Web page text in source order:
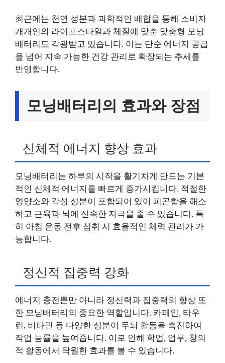
최근에는 천연 성분과 과학적인 배합을 통해 소비자
개개인의 라이프스타일과 체질에 맞춘 맞춤형 모닝
배터리도 각광받고 있습니다. 이는 단순 에너지 공급
을 넘어 지속 가능한 건강 관리로 확장되는 추세를
반영합니다.
모닝배터리의 효과와 장점
신체적 에너지 향상 효과
모닝배터리는 하루의 시작을 활기차게 만드는 기본
적인 신체적 에너지를 빠르게 증가시킵니다. 적절한
영양소와 각성 성분이 포함되어 있어 피곤함을 해소
하고 근육과 뇌에 신속한 자극을 줄 수 있습니다. 특
히 아침 운동 전후 섭취 시 효율적인 체력 관리가 가
능합니다.
정신적 집중력 강화
에너지 충전뿐만 아니라 정신력과 집중력의 향상 또
한 모닝배터리의 중요한 역할입니다. 카페인, 타우
린, 비타민 등 다양한 성분이 두뇌 활동을 촉진하여
작업 능률을 높여줍니다. 이로 인해 학업, 업무, 창의
적 활동에서 탁월한 효과를 볼 수 있습니다.